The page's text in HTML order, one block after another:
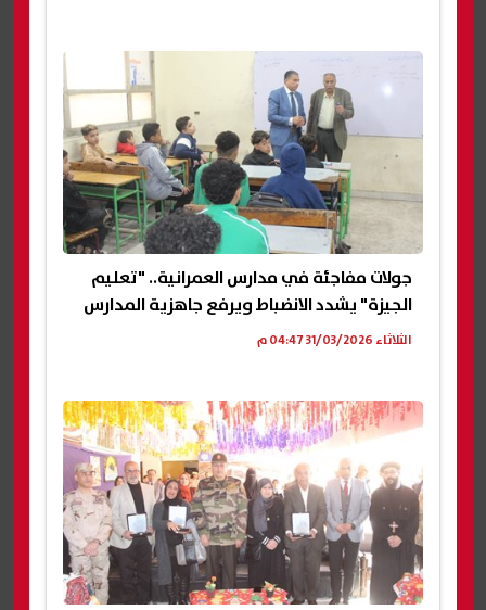
جولات مفاجئة في مدارس العمرانية.. "تعليم
الجيزة" يشدد الانضباط ويرفع جاهزية المدارس
الثلاثاء 31/03/2026 04:47 م